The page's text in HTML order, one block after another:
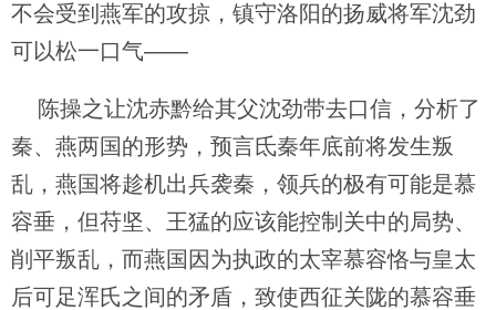
不会受到燕军的攻掠，镇守洛阳的扬威将军沈劲
可以松一口气——
陈操之让沈赤黔给其父沈劲带去口信，分析了
秦、燕两国的形势，预言氐秦年底前将发生叛
乱，燕国将趁机出兵袭秦，领兵的极有可能是慕
容垂，但苻坚、王猛的应该能控制关中的局势、
削平叛乱，而燕国因为执政的太宰慕容恪与皇太
后可足浑氏之间的矛盾，致使西征关陇的慕容垂